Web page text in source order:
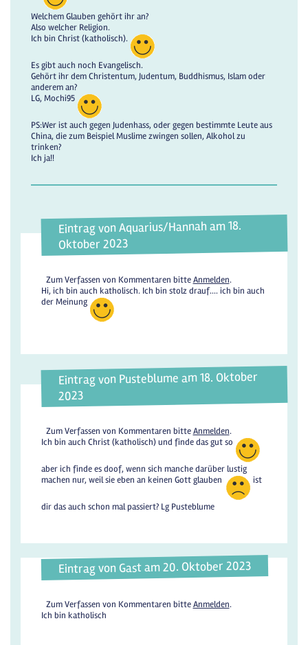
Welchem Glauben gehört ihr an?
Also welcher Religion.
Ich bin Christ (katholisch).
Es gibt auch noch Evangelisch.
Gehört ihr dem Christentum, Judentum, Buddhismus, Islam oder
anderem an?
LG, Mochi95
PS:Wer ist auch gegen Judenhass, oder gegen bestimmte Leute aus
China, die zum Beispiel Muslime zwingen sollen, Alkohol zu
trinken?
Ich ja!!
Eintrag von Aquarius/Hannah am 18.
Oktober 2023
Zum Verfassen von Kommentaren bitteAnmelden.
Hi, ich bin auch katholisch. Ich bin stolz drauf.... ich bin auch
der Meinung
Eintrag von Pusteblume am 18. Oktober
2023
Zum Verfassen von Kommentaren bitteAnmelden.
Ich bin auch Christ (katholisch) und finde das gut so
aber ich finde es doof, wenn sich manche darüber lustig
machen nur, weil sie eben an keinen Gott glauben
ist
dir das auch schon mal passiert? Lg Pusteblume
Eintrag von Gast am 20. Oktober 2023
Zum Verfassen von Kommentaren bitteAnmelden.
Ich bin katholisch